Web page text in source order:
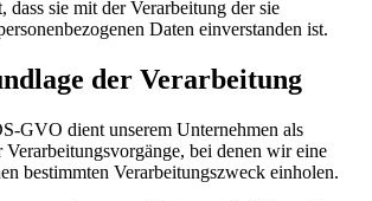
dass sie mit der Verarbeitung der sie
Daten einverstanden ist.
der Verarbeitung
GVO dient unserem Unternehmen als
bei denen wir eine
bestimmten Verarbeitungszweck einholen.